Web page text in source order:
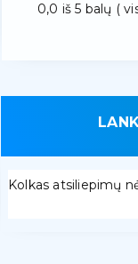
0,0 iš 5 balų (
Kolkas atsiliepimų